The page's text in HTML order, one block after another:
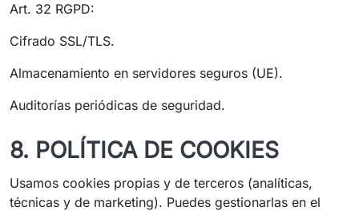
Art. 32 RGPD:
Cifrado SSL/TLS.
Almacenamiento en servidores seguros (UE).
Auditorías periódicas de seguridad.
8. POLÍTICA DE COOKIES
Usamos cookies propias y de terceros (analíticas,
técnicas y de marketing). Puedes gestionarlas en el